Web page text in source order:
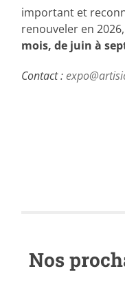
important et
renouveler en
mois, de juin à
Contact :
Nos